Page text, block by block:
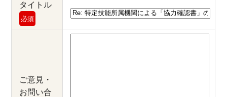
タイトル
必須
ご意見・
お問い合